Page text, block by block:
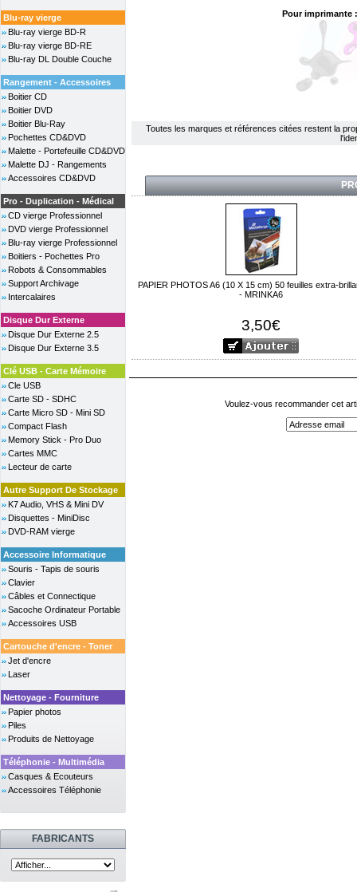
Blu-ray vierge
Blu-ray vierge BD-R
Blu-ray vierge BD-RE
Blu-ray DL Double Couche
Rangement - Accessoires
Boitier CD
Boitier DVD
Boitier Blu-Ray
Pochettes CD&DVD
Malette - Portefeuille CD&DVD
Malette DJ - Rangements
Accessoires CD&DVD
Pro - Duplication - Médical
CD vierge Professionnel
DVD vierge Professionnel
Blu-ray vierge Professionnel
Boitiers - Pochettes Pro
Robots & Consommables
Support Archivage
Intercalaires
Disque Dur Externe
Disque Dur Externe 2.5
Disque Dur Externe 3.5
Clé USB - Carte Mémoire
Cle USB
Carte SD - SDHC
Carte Micro SD - Mini SD
Compact Flash
Memory Stick - Pro Duo
Cartes MMC
Lecteur de carte
Autre Support De Stockage
K7 Audio, VHS & Mini DV
Disquettes - MiniDisc
DVD-RAM vierge
Accessoire Informatique
Souris - Tapis de souris
Clavier
Câbles et Connectique
Sacoche Ordinateur Portable
Accessoires USB
Cartouche d'encre - Toner
Jet d'encre
Laser
Nettoyage - Fourniture
Papier photos
Piles
Produits de Nettoyage
Téléphonie - Multimédia
Casques & Ecouteurs
Accessoires Téléphonie
FABRICANTS
Pour imprimante :
Toutes les marques et références citées restent la
PAPIER PHOTOS A6 (10 X 15 cm) 50 feuilles extra-
- MRINKA6
3,50€
Voulez-vous recommander cet